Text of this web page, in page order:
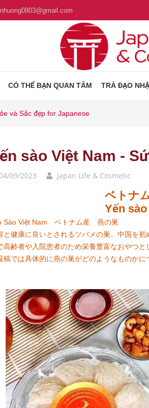
CÓ THỂ BẠN QUAN TÂM TRÀ ĐẠO
và Sắc đẹp for Japanese
sào Việt Nam -
04/09/2023 Japan Life & Cosmetic
ベトナ
Yến
Sào Việt Nam ベトナム産 燕の巣
と健康に良いとされるツバメの巣。中国を
高齢者や入院患者のため栄養豊富なおやつ
稿では具体的に燕の巣がどのようなものかに